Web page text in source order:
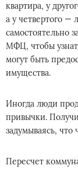
квартира, у
а у четвертого —
самостоятельно
МФЦ, чтобы
могут быть
имущества.
Иногда люди
привычки.
задумываясь,
Пересчет